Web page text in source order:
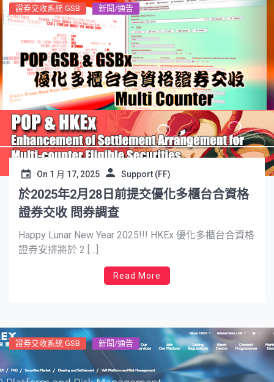
證券交收系統 GSB 新聞/通告
On 1 月 17, 2025 Support (FF)
於2025年2月28日前提交優化多櫃台合資格
證券交收 問券調查
Happy Lunar New Year 2025!!! HKEx 優化多櫃台合資格
證券安排將於 2 […]
Read More
證券交收系統 GSB 新聞/通告